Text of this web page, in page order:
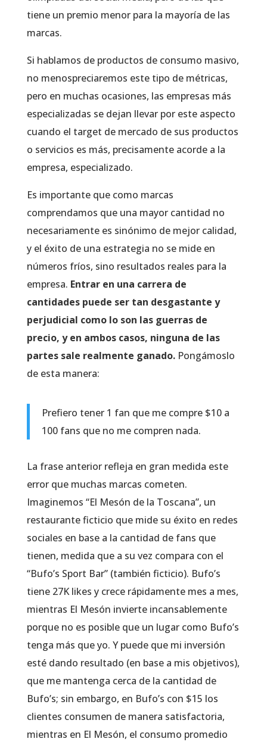
tiene un premio menor para la mayoría de las
marcas.
Si hablamos de productos de consumo masivo,
no menospreciaremos este tipo de métricas,
pero en muchas ocasiones, las empresas más
especializadas se dejan llevar por este aspecto
cuando el target de mercado de sus productos
o servicios es más, precisamente acorde a la
empresa, especializado.
Es importante que como marcas
comprendamos que una mayor cantidad no
necesariamente es sinónimo de mejor calidad,
y el éxito de una estrategia no se mide en
números fríos, sino resultados reales para la
empresa. Entrar en una carrera de
cantidades puede ser tan desgastante y
perjudicial como lo son las guerras de
precio, y en ambos casos, ninguna de las
partes sale realmente ganado.Pongámoslo
de esta manera:
Prefiero tener 1 fan que me compre $10 a
100 fans que no me compren nada.
La frase anterior refleja en gran medida este
error que muchas marcas cometen.
Imaginemos “El Mesón de la Toscana”, un
restaurante ficticio que mide su éxito en redes
sociales en base a la cantidad de fans que
tienen, medida que a su vez compara con el
“Bufo’s Sport Bar” (también ficticio). Bufo’s
tiene 27K likes y crece rápidamente mes a mes,
mientras El Mesón invierte incansablemente
porque no es posible que un lugar como Bufo’s
tenga más que yo. Y puede que mi inversión
esté dando resultado (en base a mis objetivos),
que me mantenga cerca de la cantidad de
Bufo’s; sin embargo, en Bufo’s con $15 los
clientes consumen de manera satisfactoria,
mientras en El Mesón, el consumo promedio